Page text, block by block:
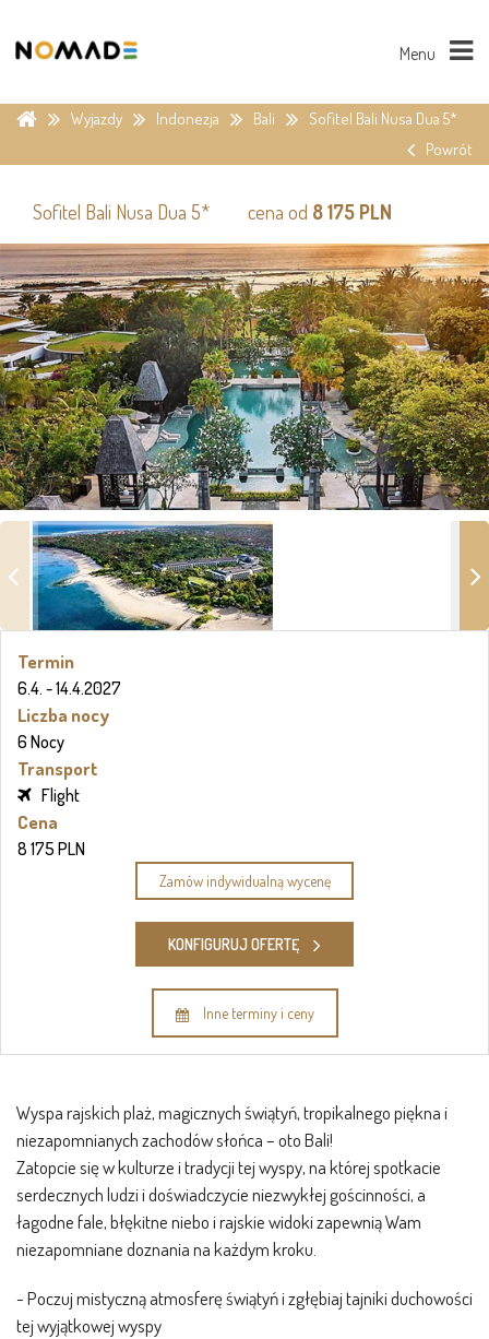
Menu
Wyjazdy Indonezja Bali
Sofitel Bali Nusa Dua 5*
Powrót
Sofitel Bali Nusa Dua 5* cena od 8 175 PLN
Termin
6.4. - 14.4.2027
Liczba nocy
6 Nocy
Transport
Flight
Cena
8 175 PLN
Zamów indywidualną wycenę
KONFIGURUJ OFERTĘ
Inne terminy i ceny
Wyspa rajskich plaż, magicznych świątyń, tropikalnego piękna i
niezapomnianych zachodów słońca – oto Bali!
Zatopcie się w kulturze i tradycji tej wyspy, na której spotkacie
serdecznych ludzi i doświadczycie niezwykłej gościnności, a
łagodne fale, błękitne niebo i rajskie widoki zapewnią Wam
niezapomniane doznania na każdym kroku.
- Poczuj mistyczną atmosferę świątyń i zgłębiaj tajniki duchowości
tej wyjątkowej wyspy